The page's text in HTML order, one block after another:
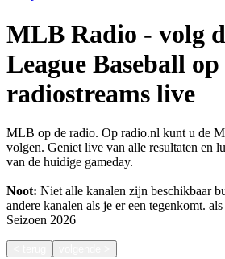
MLB Radio - volg
League Baseball op
radiostreams live
MLB op de radio. Op radio.nl kunt u de
volgen. Geniet live van alle resultaten en
van de huidige gameday.
Noot: Niet alle kanalen zijn beschikbaar
andere kanalen als je er een tegenkomt.
Seizoen 2026